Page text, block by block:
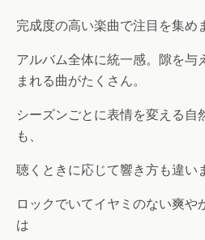
完成度の高い楽曲で注目を集め
アルバム全体に統一感。隙を与
まれる曲がたくさん。
シーズンごとに表情を変える自
も、
聴くときに応じて響き方も違い
ロックでいてイヤミのない爽や
は